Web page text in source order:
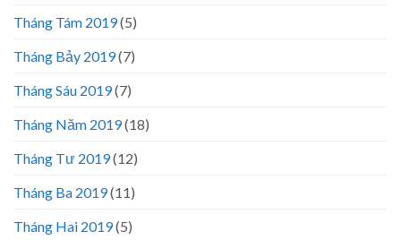
Tháng Tám 2019(5)
Tháng Bảy 2019(7)
Tháng Sáu 2019(7)
Tháng Năm 2019(18)
Tháng Tư 2019(12)
Tháng Ba 2019(11)
Tháng Hai 2019(5)